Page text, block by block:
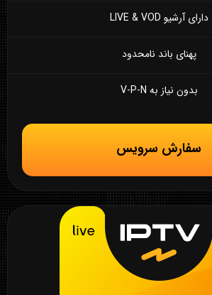
دارای آرشیو LIVE & VOD
پهنای باند نامحدود
بدون نیاز به V-P-N
سفارش سرویس